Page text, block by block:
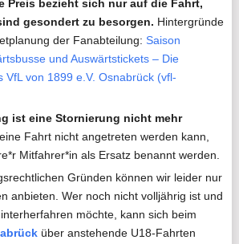
Preis bezieht sich nur auf die Fahrt,
gesondert zu besorgen. Hintergründe
der Fanabteilung:Saison
und Auswärtstickets – Die
VfL von 1899 e.V. Osnabrück (vfl-
ist eine Stornierung nicht mehr
Fahrt nicht angetreten werden kann,
Mitfahrer*in als Ersatz benannt werden.
Gründen können wir leider nur
anbieten. Wer noch nicht volljährig ist und
möchte, kann sich beim
über anstehende U18-Fahrten